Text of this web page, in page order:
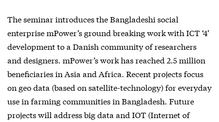
The seminar introduces the Bangladeshi social
enterprise mPower’s ground breaking work with ICT ‘4’
development to a Danish community of researchers
and designers. mPower’s work has reached 2.5 million
beneficiaries in Asia and Africa. Recent projects focus
on geo data (based on satellite-technology) for everyday
use in farming communities in Bangladesh. Future
projects will address big data and IOT (Internet of